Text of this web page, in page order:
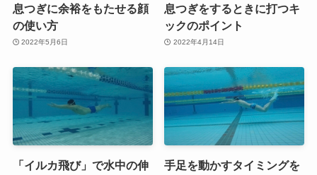
息つぎに余裕をもたせる顔
の使い方
2022年5月6日
息つぎをするときに打つキ
ックのポイント
2022年4月14日
「イルカ飛び」で水中の伸
手足を動かすタイミングを